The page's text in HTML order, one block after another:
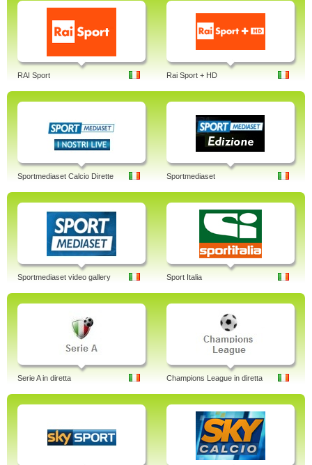
RAI Sport Rai Sport + HD
Sportmediaset Calcio Dirette Sportmediaset
Sportmediaset video gallery Sport Italia
Serie A in diretta Champions League in diretta